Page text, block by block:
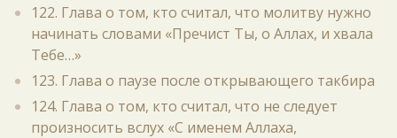
122. Глава о том, кто считал, что молитву нужно
начинать словами «Пречист Ты, о Аллах, и хвала
Тебе…»
123. Глава о паузе после открывающего такбира
124. Глава о том, кто считал, что не следует
произносить вслух «С именем Аллаха,